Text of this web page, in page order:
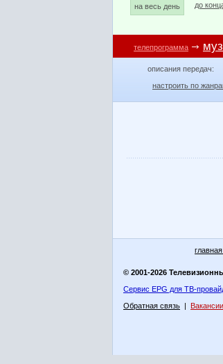
на весь день до
телепрограмма
описания передач:
настроить по
© 2001-2026
Сервис EPG для ТВ-
Обратная связь | Вакансии